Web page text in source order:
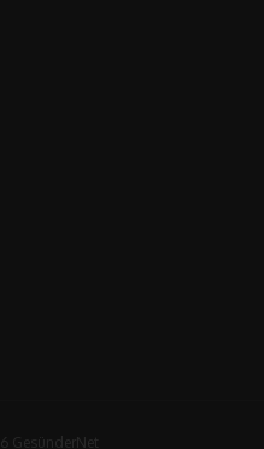
GesünderNet